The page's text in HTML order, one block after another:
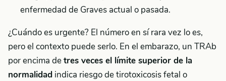
enfermedad de Graves actual o pasada.
¿Cuándo es urgente? El número en sí rara vez lo es,
pero el contexto puede serlo. En el embarazo, un TRAb
por encima detres veces el límite superior de la
normalidad indica riesgo de tirotoxicosis fetal o